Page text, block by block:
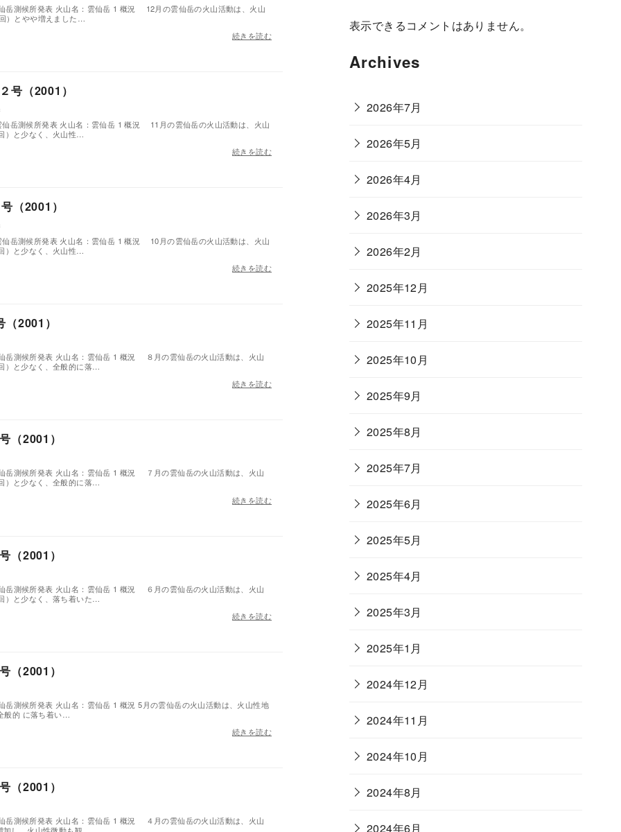
岳測候所発表 火山名：雲仙岳 1 概況 12月の雲仙岳の火山活動は、火山
）とやや増えました…
続きを読む
号（2001）
岳測候所発表 火山名：雲仙岳 1 概況 11月の雲仙岳の火山活動は、火山
）と少なく、火山性…
続きを読む
（2001）
岳測候所発表 火山名：雲仙岳 1 概況 10月の雲仙岳の火山活動は、火山
）と少なく、火山性…
続きを読む
2001）
岳測候所発表 火山名：雲仙岳 1 概況 ８月の雲仙岳の火山活動は、火山
）と少なく、全般的に落…
続きを読む
（2001）
岳測候所発表 火山名：雲仙岳 1 概況 ７月の雲仙岳の火山活動は、火山
）と少なく、全般的に落…
続きを読む
（2001）
岳測候所発表 火山名：雲仙岳 1 概況 ６月の雲仙岳の火山活動は、火山
）と少なく、落ち着いた…
続きを読む
（2001）
岳測候所発表 火山名：雲仙岳 1 概況 5月の雲仙岳の火山活動は、火山性地
般的 に落ち着い…
続きを読む
（2001）
岳測候所発表 火山名：雲仙岳 1 概況 ４月の雲仙岳の火山活動は、火山
表示できるコメントはありません。
Archives
2026年7月
2026年5月
2026年4月
2026年3月
2026年2月
2025年12月
2025年11月
2025年10月
2025年9月
2025年8月
2025年7月
2025年6月
2025年5月
2025年4月
2025年3月
2025年1月
2024年12月
2024年11月
2024年10月
2024年8月
2024年6月